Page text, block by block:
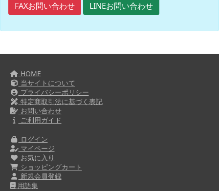
FAXお問い合わせ
LINEお問い合わせ
HOME
当サイトについて
プライバシーポリシー
特定商取引法に基づく表記
お問い合わせ
ご利用ガイド
ログイン
マイページ
お気に入り
ショッピングカート
新規会員登録
用語集